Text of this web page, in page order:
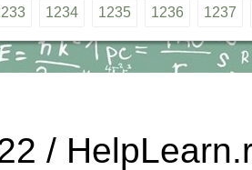
1234 1235 1236 1237
/